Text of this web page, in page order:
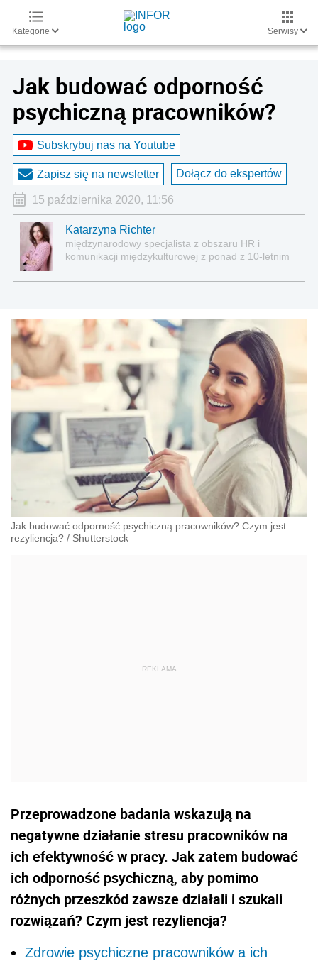
Kategorie Serwisy
Jak budować odporność
psychiczną pracowników?
Subskrybuj nas na Youtube
Zapisz się na newsletter Dołącz do ekspertów
15 października 2020, 11:56
Katarzyna Richter
międzynarodowy specjalista z obszaru HR i
komunikacji międzykulturowej z ponad z 10-letnim
Jak budować odporność psychiczną pracowników? Czym jest
rezyliencja? / Shutterstock
Przeprowadzone badania wskazują na
negatywne działanie stresu pracowników na
ich efektywność w pracy. Jak zatem budować
ich odporność psychiczną, aby pomimo
różnych przeszkód zawsze działali i szukali
rozwiązań? Czym jest rezyliencja?
Zdrowie psychiczne pracowników a ich